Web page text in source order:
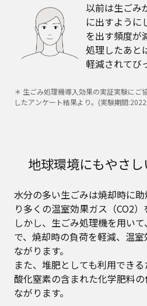
以前は生ごみ
に出すように
を出す頻度が
処理したあと
軽減されてび
＊ 生ごみ処理機導入効果の実証実験にご
したアンケート結果より。(実験期間
地球環境にもやさ
水分の多い生ごみは焼却時に
り多くの温室効果ガス（CO2）
しかし、生ごみ処理機を用い
で、焼却時の負荷を軽減、温
ながります。
また、堆肥としても利用でき
酸化窒素の含まれた化学肥料
ながります。